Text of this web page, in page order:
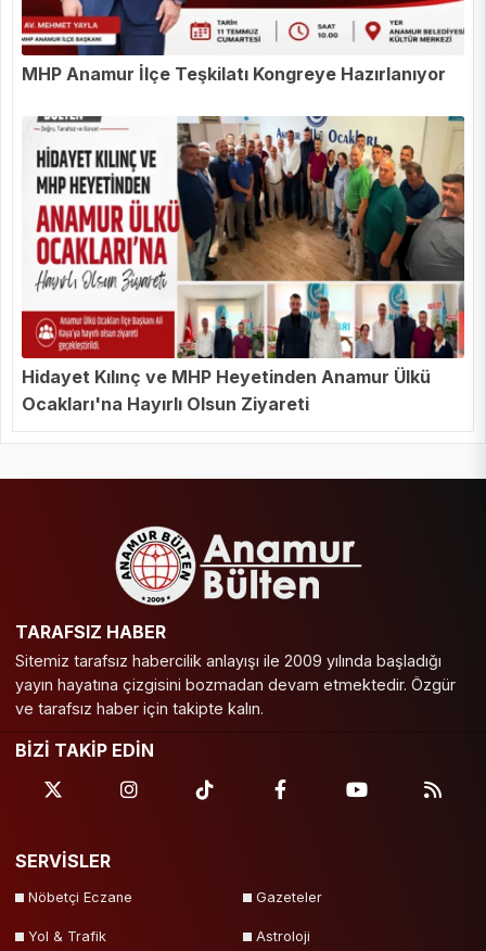
MHP Anamur İlçe Teşkilatı Kongreye Hazırlanıyor
Hidayet Kılınç ve MHP Heyetinden Anamur Ülkü
Ocakları'na Hayırlı Olsun Ziyareti
TARAFSIZ HABER
Sitemiz tarafsız habercilik anlayışı ile 2009 yılında başladığı
yayın hayatına çizgisini bozmadan devam etmektedir. Özgür
ve tarafsız haber için takipte kalın.
BİZİ TAKİP EDİN
SERVİSLER
Nöbetçi Eczane Gazeteler
Yol & Trafik Astroloji